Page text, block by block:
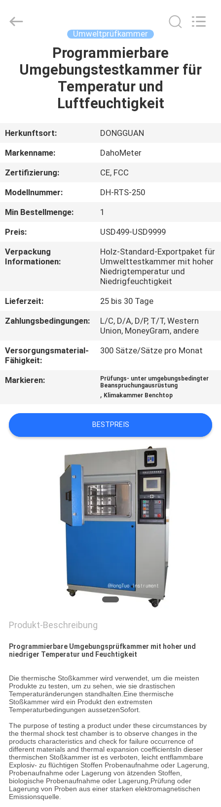
PRODUKTE
UNS
AUSFLUG
QUALITÄTSKONTROLLE
TRETEN
SIE
UNS
VERBINDUNG
FORDERN
SIE
ZITAT
SITEMAP
Developed
Umweltprüfkammer
Programmierbare
Umgebungstestkammer für
Temperatur und
Luftfeuchtigkeit
Herkunftsort:
DONGGUAN
Markenname:
DahoMeter
Zertifizierung:
CE, FCC
Modellnummer:
DH-RTS-250
Min Bestellmenge:
1
Preis:
USD499-USD9999
Verpackung
Informationen:
Holz-Standard-Exportpaket für
Umwelttestkammer mit hoher
Niedrigtemperatur und
Niedrigfeuchtigkeit
Lieferzeit:
25 bis 30 Tage
Zahlungsbedingungen:
L/C, D/A, D/P, T/T, Western
Union, MoneyGram, andere
Versorgungsmaterial-
Fähigkeit:
300 Sätze/Sätze pro Monat
Markieren:
Prüfungs- unter umgebungsbedingter
Beanspruchungausrüstung
, Klimakammer Benchtop
BESTPREIS
Produkt-Beschreibung
Programmierbare Umgebungsprüfkammer mit hoher und
niedriger Temperatur und Feuchtigkeit
Die thermische Stoßkammer wird verwendet, um die meisten
Produkte zu testen, um zu sehen, wie sie drastischen
Temperaturänderungen standhalten.Eine thermische
Stoßkammer wird ein Produkt den extremsten
Temperaturbedingungen aussetzenSofort.
The purpose of testing a product under these circumstances by
the thermal shock test chamber is to observe changes in the
products characteristics and check for failure occurrence of
different materials and thermal expansion coefficientsIn dieser
thermischen Stoßkammer ist es verboten, leicht entflammbare
Explosiv- zu flüchtigen Stoffen Probenaufnahme oder Lagerung,
Probenaufnahme oder Lagerung von ätzenden Stoffen,
biologische Probenaufnahme oder Lagerung,Prüfung oder
Lagerung von Proben aus einer starken elektromagnetischen
Emissionsquelle.